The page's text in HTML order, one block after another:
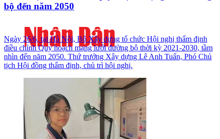
bộ đến năm 2050
Ngày 26/6, tại Hà Nội, Bộ Xây dựng tổ chức Hội nghị thẩm định
điều chỉnh Quy hoạch mạng lưới đường bộ thời kỳ 2021-2030, tầm
nhìn đến năm 2050. Thứ trưởng Xây dựng Lê Anh Tuấn, Phó Chủ
tịch Hội đồng thẩm định, chủ trì hội nghị.